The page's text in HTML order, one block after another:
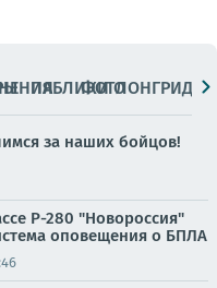
ПАБЛИКИ
ФОТОЛОНГРИДЫ
за наших бойцов!
Р-280 "Новороссия"
оповещения о БПЛА